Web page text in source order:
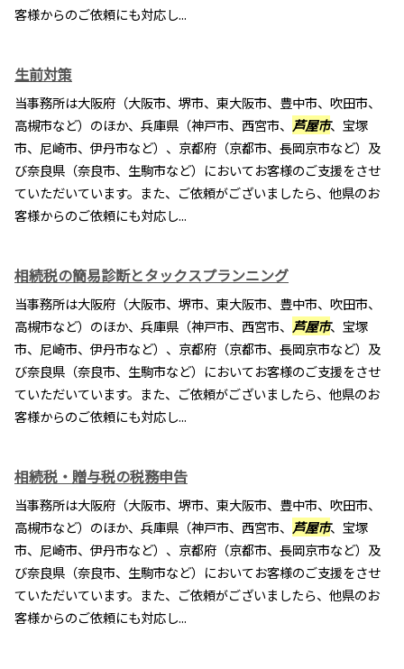
客様からのご依頼にも対応し...
生前対策
当事務所は大阪府（大阪市、堺市、東大阪市、豊中市、吹田市、
高槻市など）のほか、兵庫県（神戸市、西宮市、 芦屋市、宝塚
市、尼崎市、伊丹市など）、京都府（京都市、長岡京市など）及
び奈良県（奈良市、生駒市など）においてお客様のご支援をさせ
ていただいています。また、ご依頼がございましたら、他県のお
客様からのご依頼にも対応し...
相続税の簡易診断とタックスプランニング
当事務所は大阪府（大阪市、堺市、東大阪市、豊中市、吹田市、
高槻市など）のほか、兵庫県（神戸市、西宮市、 芦屋市、宝塚
市、尼崎市、伊丹市など）、京都府（京都市、長岡京市など）及
び奈良県（奈良市、生駒市など）においてお客様のご支援をさせ
ていただいています。また、ご依頼がございましたら、他県のお
客様からのご依頼にも対応し...
相続税・贈与税の税務申告
当事務所は大阪府（大阪市、堺市、東大阪市、豊中市、吹田市、
高槻市など）のほか、兵庫県（神戸市、西宮市、 芦屋市、宝塚
市、尼崎市、伊丹市など）、京都府（京都市、長岡京市など）及
び奈良県（奈良市、生駒市など）においてお客様のご支援をさせ
ていただいています。また、ご依頼がございましたら、他県のお
客様からのご依頼にも対応し...